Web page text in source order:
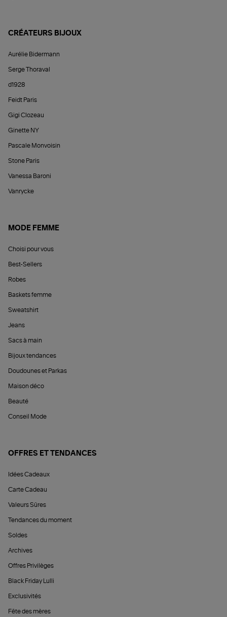
CRÉATEURS BIJOUX
Aurélie Bidermann
Serge Thoraval
d1928
Feidt Paris
Gigi Clozeau
Ginette NY
Pascale Monvoisin
Stone Paris
Vanessa Baroni
Vanrycke
MODE FEMME
Choisi pour vous
Best-Sellers
Robes
Baskets femme
Sweatshirt
Jeans
Sacs à main
Bijoux tendances
Doudounes et Parkas
Maison déco
Beauté
Conseil Mode
OFFRES ET TENDANCES
Idées Cadeaux
Carte Cadeau
Valeurs Sûres
Tendances du moment
Soldes
Archives
Offres Privilèges
Black Friday Lulli
Exclusivités
Fête des mères